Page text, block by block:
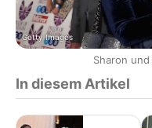
Getty Images
Sharon
In diesem Artikel